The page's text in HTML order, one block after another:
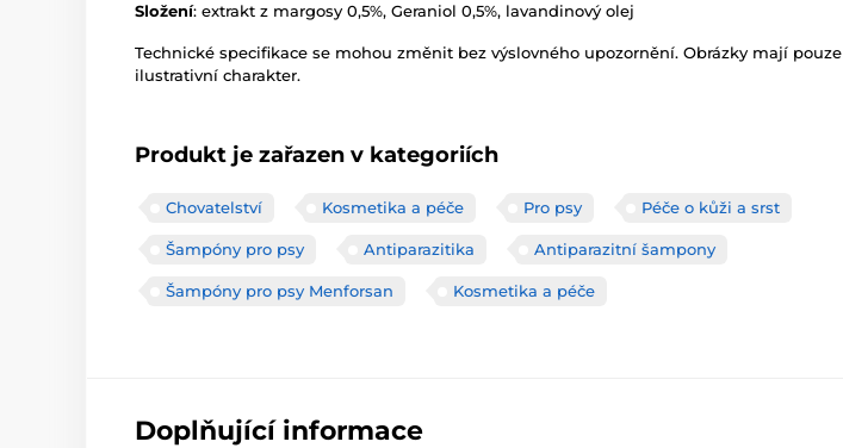
Složení: extrakt z margosy 0,5%, Geraniol 0,5%, lavandinový olej
Technické specifikace se mohou změnit bez výslovného upozornění. Obrázky mají pouze
ilustrativní charakter.
Produkt je zařazen v kategoriích
Chovatelství Kosmetika a péče Pro psy Péče o kůži a srst
Šampóny pro psy Antiparazitika Antiparazitní šampony
Šampóny pro psy Menforsan Kosmetika a péče
Doplňující informace